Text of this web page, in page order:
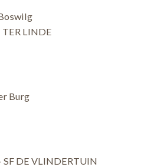
TER LINDE
Burg
SF DE VLINDERTUIN